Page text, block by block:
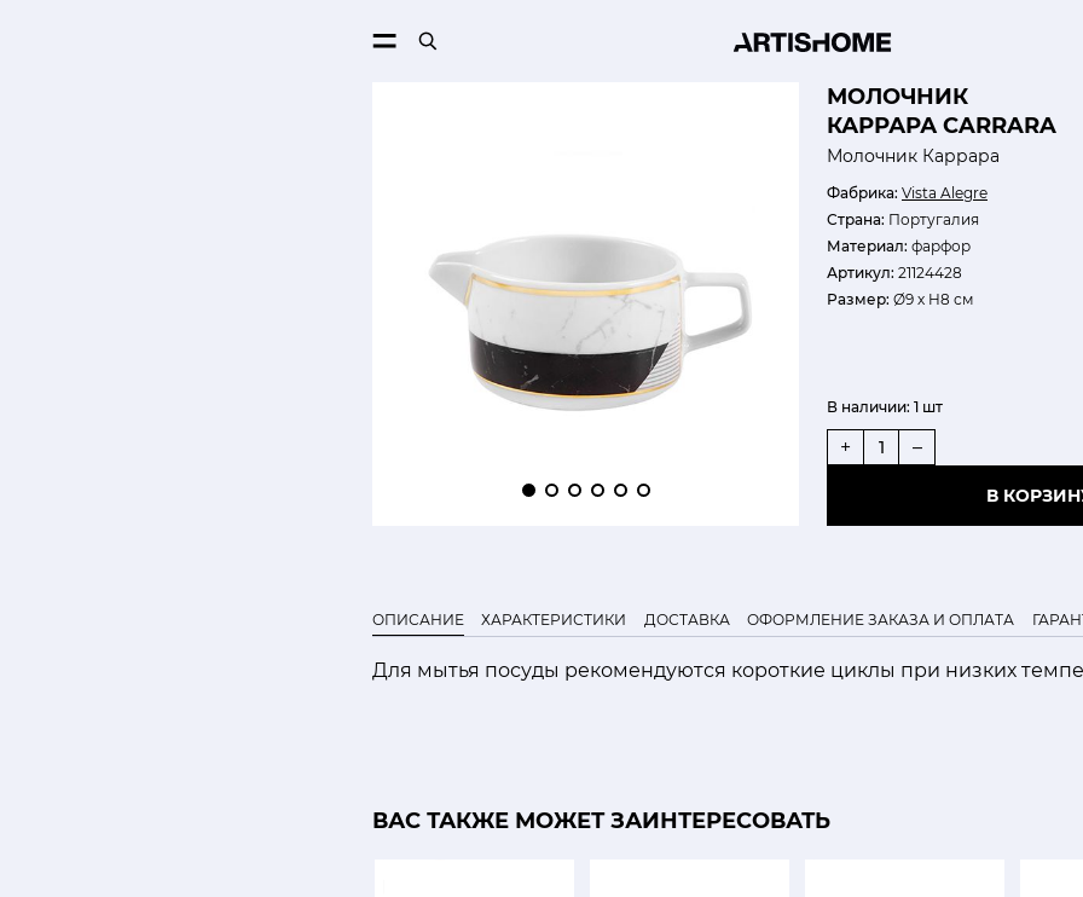
МОЛОЧНИК
КАРРАРА CARRARA
Молочник Каррара
Фабрика: Vista Alegre
Страна: Португалия
Материал: фарфор
Артикул: 21124428
Размер: Ø9 х H8 см
В наличии: 1 шт
+ –
В
ОПИСАНИЕ ХАРАКТЕРИСТИКИ ДОСТАВКА ОФОРМЛЕНИЕ ЗАКАЗА И ОПЛАТА
Для мытья посуды рекомендуются короткие циклы при низких
ВАС ТАКЖЕ МОЖЕТ ЗАИНТЕРЕСОВАТЬ